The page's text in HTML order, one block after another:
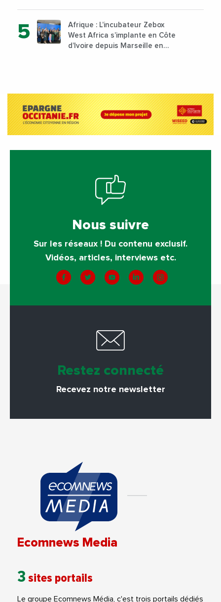
Afrique : L’incubateur Zebox
West Africa s’implante en Côte
d’Ivoire depuis Marseille en
Nous suivre
Sur les réseaux ! Du contenu exclusif.
Vidéos, articles, interviews etc.
Restez connecté
Recevez notre newsletter
Ecomnews Media
3 sites portails
Le groupe Ecomnews Média, c'est trois portails dédiés